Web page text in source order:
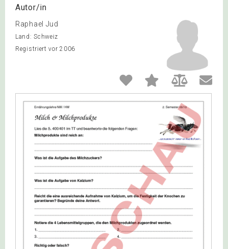
Autor/in
Raphael Jud
Land: Schweiz
Registriert vor 2006